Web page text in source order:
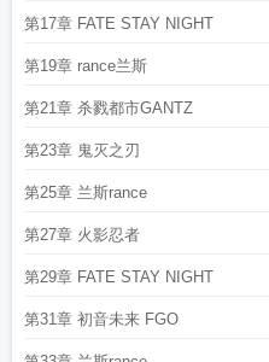
第17章 FATE STAY NIGHT
第19章 rance兰斯
第21章 杀戮都市GANTZ
第23章 鬼灭之刃
第25章 兰斯rance
第27章 火影忍者
第29章 FATE STAY NIGHT
第31章 初音未来 FGO